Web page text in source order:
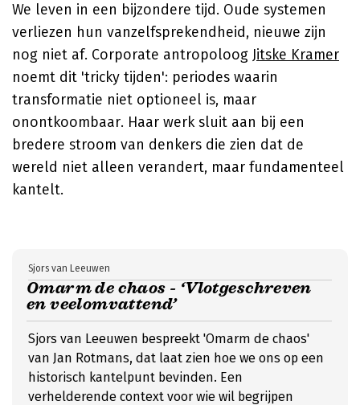
We leven in een bijzondere tijd. Oude systemen
verliezen hun vanzelfsprekendheid, nieuwe zijn
nog niet af. Corporate antropoloog Jitske Kramer
noemt dit 'tricky tijden': periodes waarin
transformatie niet optioneel is, maar
onontkoombaar. Haar werk sluit aan bij een
bredere stroom van denkers die zien dat de
wereld niet alleen verandert, maar fundamenteel
kantelt.
Omarm de chaos - ‘Vlotgeschreven
en veelomvattend’
Sjors van Leeuwen
Sjors van Leeuwen bespreekt 'Omarm de chaos'
van Jan Rotmans, dat laat zien hoe we ons op een
historisch kantelpunt bevinden. Een
verhelderende context voor wie wil begrijpen